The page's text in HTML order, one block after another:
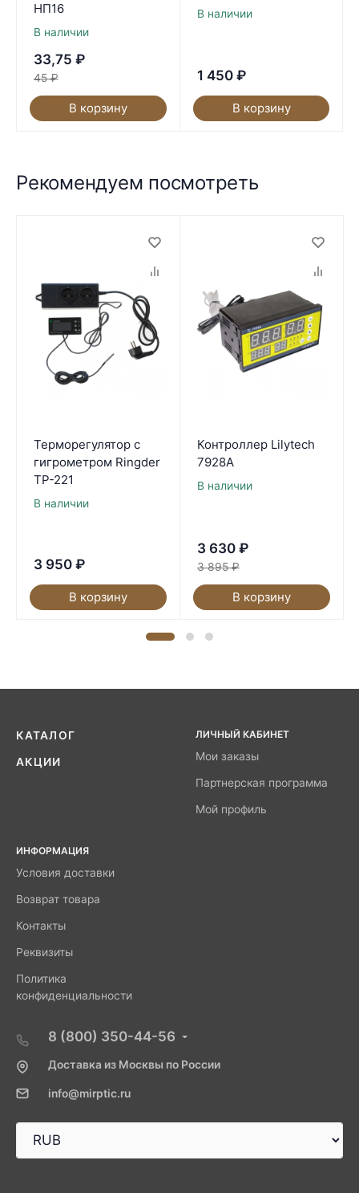
НП16
В наличии
33,75 ₽
45 ₽
В корзину
В наличии
1 450 ₽
В корзину
Рекомендуем посмотреть
Терморегулятор с
гигрометром Ringder
ТР-221
В наличии
3 950 ₽
В корзину
Контроллер Lilytech
7928A
В наличии
3 630 ₽
3 895 ₽
В корзину
КАТАЛОГ
АКЦИИ
ЛИЧНЫЙ КАБИНЕТ
Мои заказы
Партнерская программа
Мой профиль
ИНФОРМАЦИЯ
Условия доставки
Возврат товара
Контакты
Реквизиты
Политика
конфиденциальности
8 (800) 350-44-56
Доставка из Москвы по России
info@mirptic.ru